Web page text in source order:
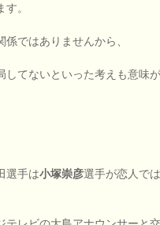
。
係ではありませんから、
してないといった考えも意味
選手は小塚崇彦選手が恋人で